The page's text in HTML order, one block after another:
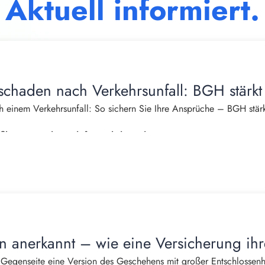
Aktuell informiert.
nach Verkehrsunfall: BGH
einem Verkehrsunfall: So sichern Sie Ihre Ansprüche – BGH
Fachanwalt für Verkehrsrecht
Leben häufig von einem Tag auf den anderen. Neben
tritt oft ein weiterer erheblicher Nachteil auf: Der eigene
von Haftpflichtversicherungen häufig bestritten oder nur
– einen eigenständigen
anerkannt – wie eine Versicherung
eine Version des Geschehens mit großer